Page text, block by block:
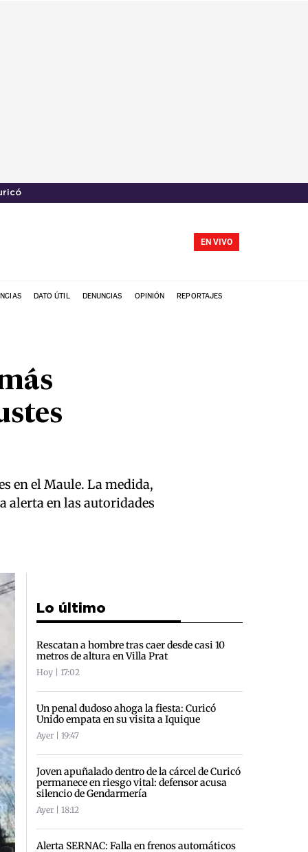
EN VIVO
DATO ÚTIL DENUNCIAS OPINIÓN REPORTAJES
en el Maule. La medida,
alerta en las autoridades
Lo último
Rescatan a hombre tras caer desde casi 10
metros de altura en Villa Prat
Hoy | 17:02
Un penal dudoso ahoga la fiesta: Curicó
Unido empata en su visita a Iquique
Ayer | 19:47
Joven apuñalado dentro de la cárcel de Curicó
permanece en riesgo vital: defensor acusa
silencio de Gendarmería
Ayer | 18:12
Alerta SERNAC: Falla en frenos automáticos